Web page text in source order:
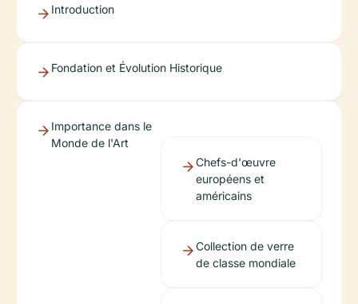
Introduction
Fondation et Évolution Historique
Importance dans le
Monde de l'Art
Chefs-d'œuvre
européens et
américains
Collection de verre
de classe mondiale